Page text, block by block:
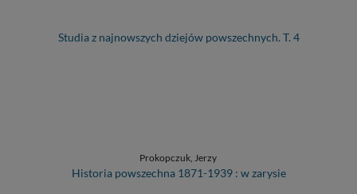
Studia z najnowszych dziejów powszechnych. T. 4
Prokopczuk, Jerzy
Historia powszechna 1871-1939 : w zarysie